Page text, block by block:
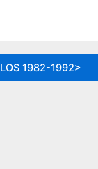
1982-1992>